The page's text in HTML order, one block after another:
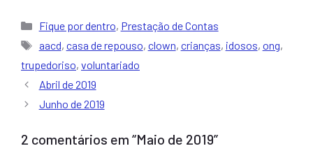
Categorias
Fique por dentro, Prestação de Contas
Tags
aacd, casa de repouso, clown, crianças, idosos, ong,
trupedoriso, voluntariado
Abril de 2019
Junho de 2019
2 comentários em “Maio de 2019”